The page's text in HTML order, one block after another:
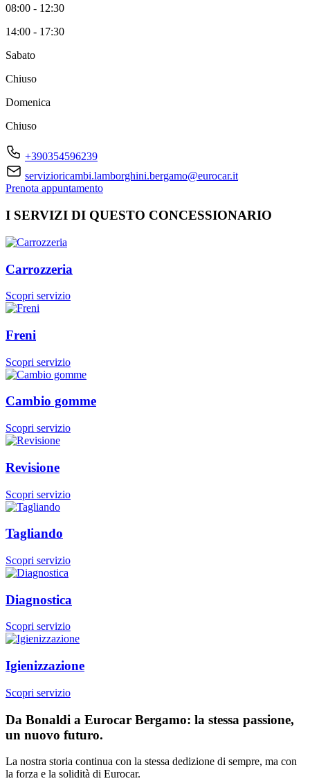
08:00 - 12:30
14:00 - 17:30
Sabato
Chiuso
Domenica
Chiuso
+390354596239
servizioricambi.lamborghini.bergamo@eurocar.it
Prenota appuntamento
I SERVIZI DI QUESTO CONCESSIONARIO
Carrozzeria
Scopri servizio
Freni
Scopri servizio
Cambio gomme
Scopri servizio
Revisione
Scopri servizio
Tagliando
Scopri servizio
Diagnostica
Scopri servizio
Igienizzazione
Scopri servizio
Da Bonaldi a Eurocar Bergamo: la stessa passione,
un nuovo futuro.
La nostra storia continua con la stessa dedizione di sempre, ma con
la forza e la solidità di Eurocar.